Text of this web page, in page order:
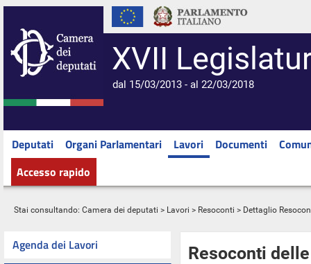
XVII
dal 15/03/2013 - al 22/03/2018
Deputati Organi Parlamentari Lavori Documenti
Accesso rapido
Stai consultando: Camera dei deputati > Lavori > Resoconti > Dettaglio
Agenda dei Lavori
Resoconti